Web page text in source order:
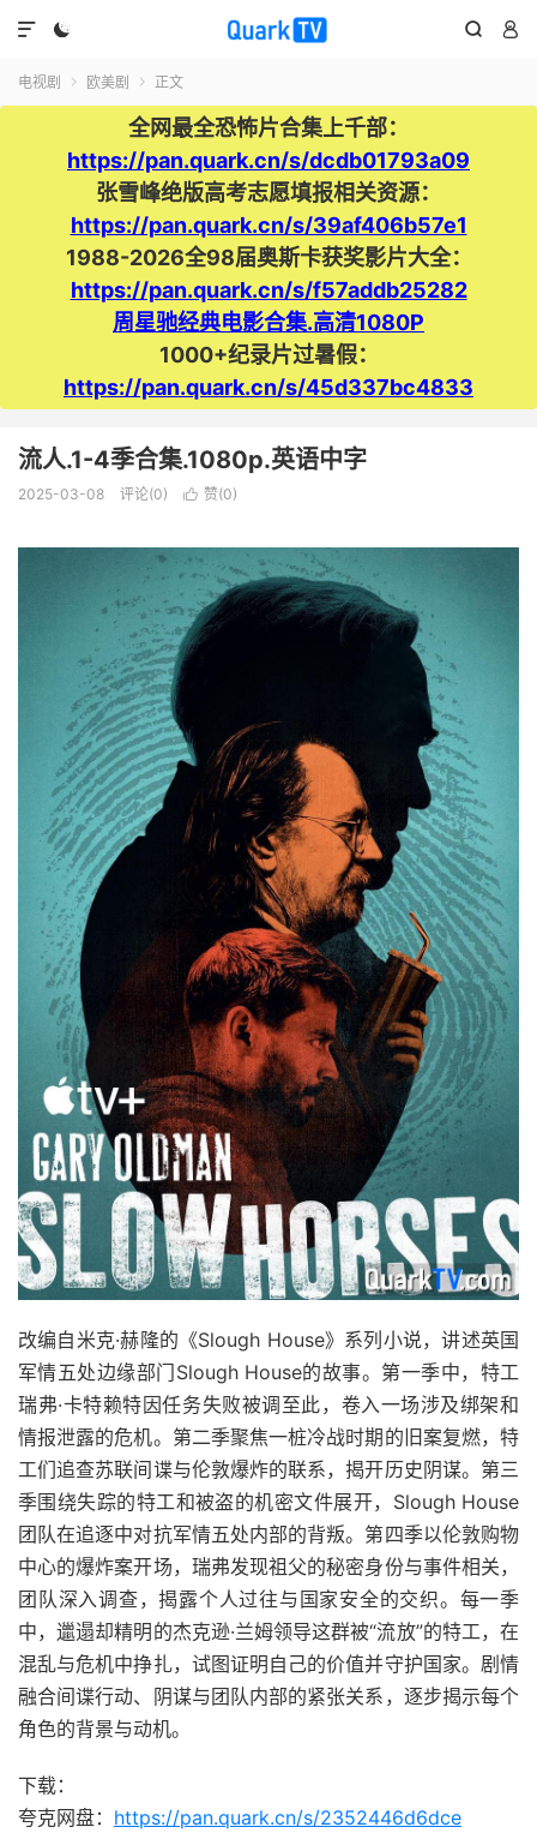
  

电视剧  欧美剧  正文
全网最全恐怖片合集上千部：
https://pan.quark.cn/s/dcdb01793a09
张雪峰绝版高考志愿填报相关资源：
https://pan.quark.cn/s/39af406b57e1
1988-2026全98届奥斯卡获奖影片大全：
https://pan.quark.cn/s/f57addb25282
周星驰经典电影合集.高清1080P
1000+纪录片过暑假：
https://pan.quark.cn/s/45d337bc4833
流人.1-4季合集.1080p.英语中字
2025-03-08 评论(0)  赞(0)
改编自米克·赫隆的《Slough House》系列小说，讲述英国
军情五处边缘部门Slough House的故事。第一季中，特工
瑞弗·卡特赖特因任务失败被调至此，卷入一场涉及绑架和
情报泄露的危机。第二季聚焦一桩冷战时期的旧案复燃，特
工们追查苏联间谍与伦敦爆炸的联系，揭开历史阴谋。第三
季围绕失踪的特工和被盗的机密文件展开，Slough House
团队在追逐中对抗军情五处内部的背叛。第四季以伦敦购物
中心的爆炸案开场，瑞弗发现祖父的秘密身份与事件相关，
团队深入调查，揭露个人过往与国家安全的交织。每一季
中，邋遢却精明的杰克逊·兰姆领导这群被“流放”的特工，在
混乱与危机中挣扎，试图证明自己的价值并守护国家。剧情
融合间谍行动、阴谋与团队内部的紧张关系，逐步揭示每个
角色的背景与动机。
下载：
夸克网盘： https://pan.quark.cn/s/2352446d6dce